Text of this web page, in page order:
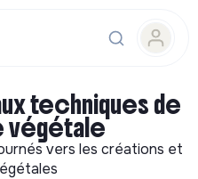
techniques de
végétale
vers les créations et